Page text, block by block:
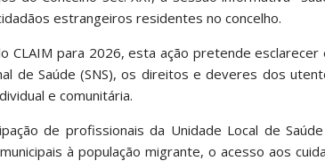
estrangeiros residentes no concelho.
CLAIM para 2026, esta ação pretende
de Saúde (SNS), os direitos e deveres dos
e comunitária.
de profissionais da Unidade Local de
à população migrante, o acesso aos